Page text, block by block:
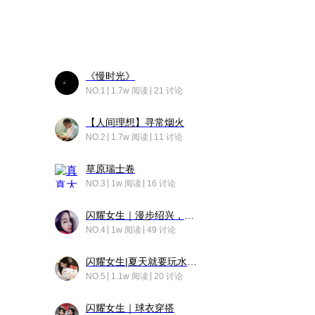
《慢时光》
NO.1 1.7w 阅读 21 讨论
【人间理想】寻常烟火
NO.2 1.7w 阅读 11 讨论
草原瑞士卷
NO.3 1w 阅读 16 讨论
NO.4 1w 阅读 49 讨论
NO.5 1.1w 阅读 20 讨论
闪耀女生｜球衣穿搭